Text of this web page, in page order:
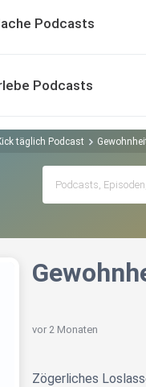
Podcasts
Podcasts
täglich Podcast
vor 2 Monaten
Zögerliches